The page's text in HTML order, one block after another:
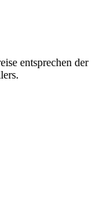
entsprechen der